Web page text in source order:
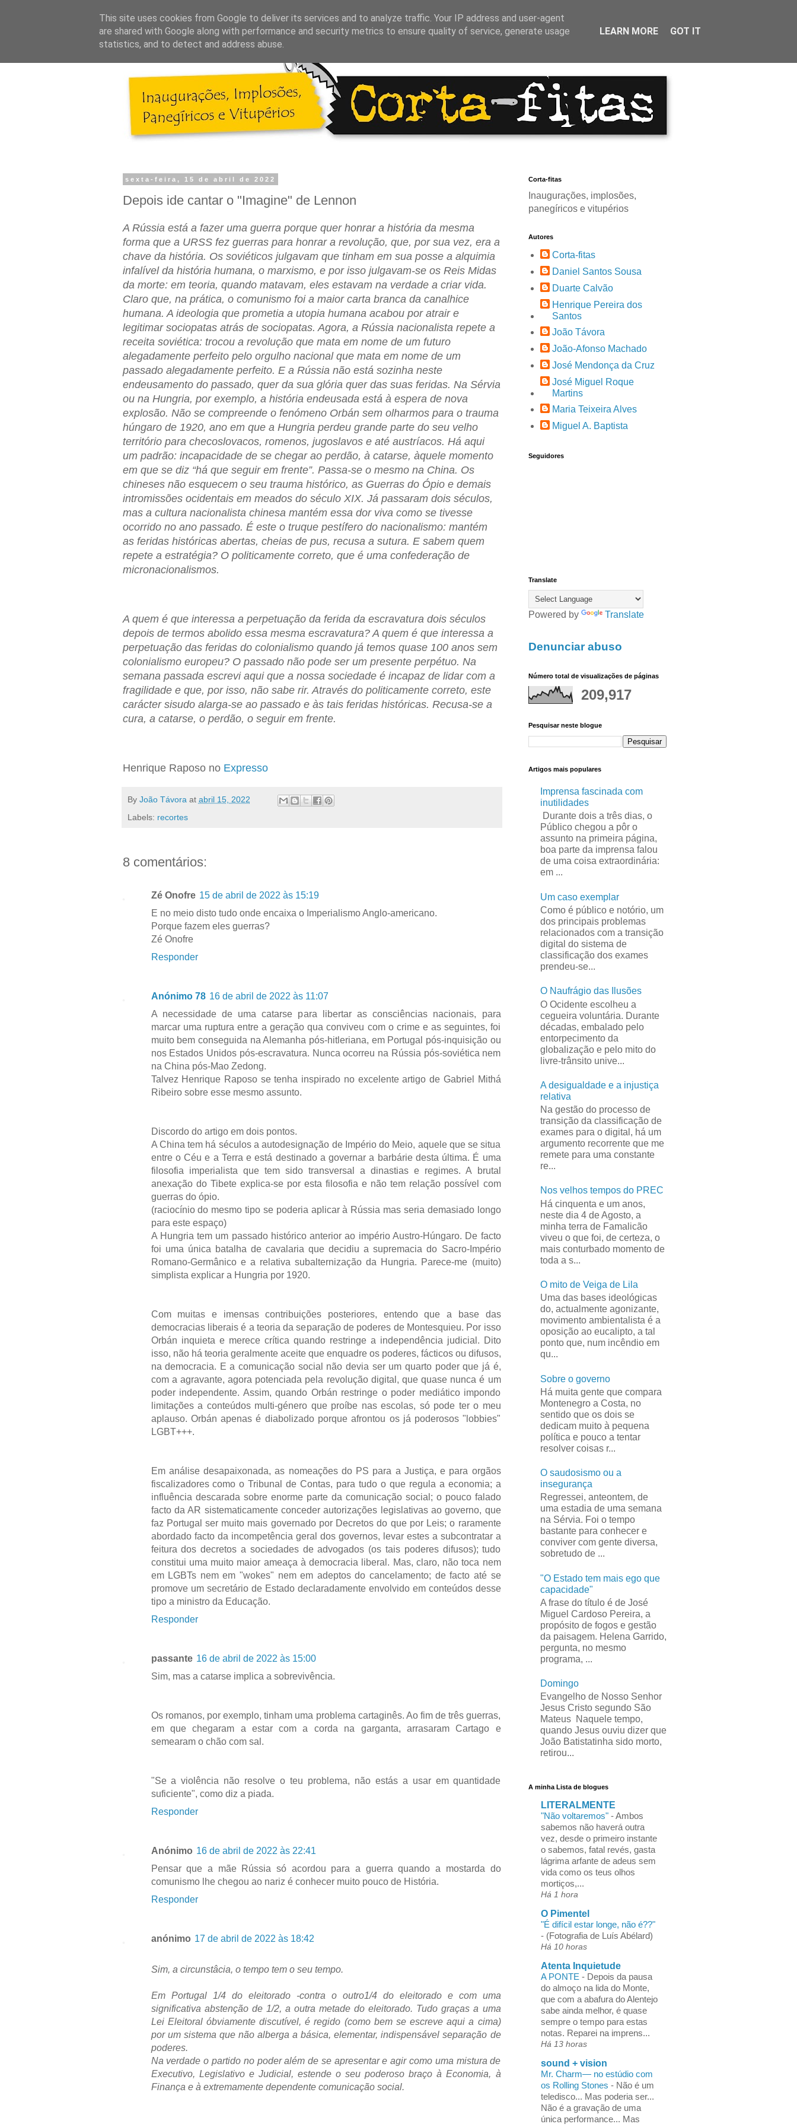
sexta-feira, 15 de abril de 2022
Depois ide cantar o "Imagine" de Lennon
A Rússia está a fazer uma guerra porque quer honrar a história da mesma
forma que a URSS fez guerras para honrar a revolução, que, por sua vez, era a
chave da história. Os soviéticos julgavam que tinham em sua posse a alquimia
infalível da história humana, o marxismo, e por isso julgavam-se os Reis Midas
da morte: em teoria, quando matavam, eles estavam na verdade a criar vida.
Claro que, na prática, o comunismo foi a maior carta branca da canalhice
humana. A ideologia que prometia a utopia humana acabou por atrair e
legitimar sociopatas atrás de sociopatas. Agora, a Rússia nacionalista repete a
receita soviética: trocou a revolução que mata em nome de um futuro
alegadamente perfeito pelo orgulho nacional que mata em nome de um
passado alegadamente perfeito. E a Rússia não está sozinha neste
endeusamento do passado, quer da sua glória quer das suas feridas. Na Sérvia
ou na Hungria, por exemplo, a história endeusada está à espera de nova
explosão. Não se compreende o fenómeno Orbán sem olharmos para o trauma
húngaro de 1920, ano em que a Hungria perdeu grande parte do seu velho
território para checoslovacos, romenos, jugoslavos e até austríacos. Há aqui
um padrão: incapacidade de se chegar ao perdão, à catarse, àquele momento
em que se diz “há que seguir em frente”. Passa-se o mesmo na China. Os
chineses não esquecem o seu trauma histórico, as Guerras do Ópio e demais
intromissões ocidentais em meados do século XIX. Já passaram dois séculos,
mas a cultura nacionalista chinesa mantém essa dor viva como se tivesse
ocorrido no ano passado. É este o truque pestífero do nacionalismo: mantém
as feridas históricas abertas, cheias de pus, recusa a sutura. E sabem quem
repete a estratégia? O politicamente correto, que é uma confederação de
micronacionalismos.
A quem é que interessa a perpetua­ção da ferida da escravatura dois séculos
depois de termos abolido essa mesma escravatura? A quem é que interessa a
perpetuação das feridas do colonialismo quando já temos quase 100 anos sem
colonialismo europeu? O passado não pode ser um presente perpétuo. Na
semana passada escrevi aqui que a nossa sociedade é incapaz de lidar com a
fragilidade e que, por isso, não sabe rir. Através do politicamente correto, este
carácter sisudo alarga-se ao passado e às tais feridas históricas. Recusa-se a
cura, a catarse, o perdão, o seguir em frente.
Henrique Raposo no Expresso
By João Távora at abril 15, 2022
Labels: recortes
8 comentários:
Zé Onofre 15 de abril de 2022 às 15:19
E no meio disto tudo onde encaixa o Imperialismo Anglo-americano.
Porque fazem eles guerras?
Zé Onofre
Responder
Anónimo 78 16 de abril de 2022 às 11:07
A necessidade de uma catarse para libertar as consciências nacionais, para
marcar uma ruptura entre a geração qua conviveu com o crime e as seguintes, foi
muito bem conseguida na Alemanha pós-hitleriana, em Portugal pós-inquisição ou
nos Estados Unidos pós-escravatura. Nunca ocorreu na Rússia pós-soviética nem
na China pós-Mao Zedong.
Talvez Henrique Raposo se tenha inspirado no excelente artigo de Gabriel Mithá
Ribeiro sobre esse mesmo assunto.
Discordo do artigo em dois pontos.
A China tem há séculos a autodesignação de Império do Meio, aquele que se situa
entre o Céu e a Terra e está destinado a governar a barbárie desta última. É uma
filosofia imperialista que tem sido transversal a dinastias e regimes. A brutal
anexação do Tibete explica-se por esta filosofia e não tem relação possível com
guerras do ópio.
(raciocínio do mesmo tipo se poderia aplicar à Rússia mas seria demasiado longo
para este espaço)
A Hungria tem um passado histórico anterior ao império Austro-Húngaro. De facto
foi uma única batalha de cavalaria que decidiu a supremacia do Sacro-Império
Romano-Germânico e a relativa subalternização da Hungria. Parece-me (muito)
simplista explicar a Hungria por 1920.
Com muitas e imensas contribuições posteriores, entendo que a base das
democracias liberais é a teoria da separação de poderes de Montesquieu. Por isso
Orbán inquieta e merece crítica quando restringe a independência judicial. Dito
isso, não há teoria geralmente aceite que enquadre os poderes, fácticos ou difusos,
na democracia. E a comunicação social não devia ser um quarto poder que já é,
com a agravante, agora potenciada pela revolução digital, que quase nunca é um
poder independente. Assim, quando Orbán restringe o poder mediático impondo
limitações a conteúdos multi-género que proíbe nas escolas, só pode ter o meu
aplauso. Orbán apenas é diabolizado porque afrontou os já poderosos "lobbies"
LGBT+++.
Em análise desapaixonada, as nomeações do PS para a Justiça, e para orgãos
fiscalizadores como o Tribunal de Contas, para tudo o que regula a economia; a
influência descarada sobre enorme parte da comunicação social; o pouco falado
facto da AR sistematicamente conceder autorizações legislativas ao governo, que
faz Portugal ser muito mais governado por Decretos do que por Leis; o raramente
abordado facto da incompetência geral dos governos, levar estes a subcontratar a
feitura dos decretos a sociedades de advogados (os tais poderes difusos); tudo
constitui uma muito maior ameaça à democracia liberal. Mas, claro, não toca nem
em LGBTs nem em "wokes" nem em adeptos do cancelamento; de facto até se
promove um secretário de Estado declaradamente envolvido em conteúdos desse
tipo a ministro da Educação.
Responder
passante 16 de abril de 2022 às 15:00
Sim, mas a catarse implica a sobrevivência.
Os romanos, por exemplo, tinham uma problema cartaginês. Ao fim de três guerras,
em que chegaram a estar com a corda na garganta, arrasaram Cartago e
semearam o chão com sal.
"Se a violência não resolve o teu problema, não estás a usar em quantidade
suficiente", como diz a piada.
Responder
Anónimo 16 de abril de 2022 às 22:41
Pensar que a mãe Rússia só acordou para a guerra quando a mostarda do
comunismo lhe chegou ao nariz é conhecer muito pouco de História.
Responder
anónimo 17 de abril de 2022 às 18:42
Sim, a circunstâcia, o tempo tem o seu tempo.
Em Portugal 1/4 do eleitorado -contra o outro1/4 do eleitorado e com uma
significativa abstenção de 1/2, a outra metade do eleitorado. Tudo graças a uma
Lei Eleitoral óbviamente discutível, é regido (como bem se escreve aqui a cima)
por um sistema que não alberga a básica, elementar, indispensável separação de
poderes.
Na verdade o partido no poder além de se apresentar e agir como uma mistura de
Executivo, Legislativo e Judicial, estende o seu poderoso braço à Economia, à
Finança e à extremamente dependente comunicação social.
Corta-fitas
Inaugurações, implosões,
panegíricos e vitupérios
Autores
Corta-fitas
Daniel Santos Sousa
Duarte Calvão
Henrique Pereira dos
Santos
João Távora
João-Afonso Machado
José Mendonça da Cruz
José Miguel Roque
Martins
Maria Teixeira Alves
Miguel A. Baptista
Seguidores
Translate
Powered by Translate
Denunciar abuso
Número total de visualizações de páginas
209,917
Pesquisar neste blogue
Artigos mais populares
Imprensa fascinada com
inutilidades
Durante dois a três dias, o
Público chegou a pôr o
assunto na primeira página,
boa parte da imprensa falou
de uma coisa extraordinária:
em ...
Um caso exemplar
Como é público e notório, um
dos principais problemas
relacionados com a transição
digital do sistema de
classificação dos exames
prendeu-se...
O Naufrágio das Ilusões
O Ocidente escolheu a
cegueira voluntária. Durante
décadas, embalado pelo
entorpecimento da
globalização e pelo mito do
livre-trânsito unive...
A desigualdade e a injustiça
relativa
Na gestão do processo de
transição da classificação de
exames para o digital, há um
argumento recorrente que me
remete para uma constante
re...
Nos velhos tempos do PREC
Há cinquenta e um anos,
neste dia 4 de Agosto, a
minha terra de Famalicão
viveu o que foi, de certeza, o
mais conturbado momento de
toda a s...
O mito de Veiga de Lila
Uma das bases ideológicas
do, actualmente agonizante,
movimento ambientalista é a
oposição ao eucalipto, a tal
ponto que, num incêndio em
qu...
Sobre o governo
Há muita gente que compara
Montenegro a Costa, no
sentido que os dois se
dedicam muito à pequena
política e pouco a tentar
resolver coisas r...
O saudosismo ou a
insegurança
Regressei, anteontem, de
uma estadia de uma semana
na Sérvia. Foi o tempo
bastante para conhecer e
conviver com gente diversa,
sobretudo de ...
"O Estado tem mais ego que
capacidade"
A frase do título é de José
Miguel Cardoso Pereira, a
propósito de fogos e gestão
da paisagem. Helena Garrido,
pergunta, no mesmo
programa, ...
Domingo
Evangelho de Nosso Senhor
Jesus Cristo segundo São
Mateus Naquele tempo,
quando Jesus ouviu dizer que
João Batistatinha sido morto,
retirou...
A minha Lista de blogues
LITERALMENTE
"Não voltaremos" -Ambos
sabemos não haverá outra
vez, desde o primeiro instante
o sabemos, fatal revés, gasta
lágrima arfante de adeus sem
vida como os teus olhos
mortiços,...
Há 1 hora
O Pimentel
"É difícil estar longe, não é??"
- (Fotografia de Luís Abélard)
Há 10 horas
Atenta Inquietude
A PONTE - Depois da pausa
do almoço na lida do Monte,
que com a abafura do Alentejo
sabe ainda melhor, é quase
sempre o tempo para estas
notas. Reparei na imprens...
Há 13 horas
sound + vision
Mr. Charm— no estúdio com
os Rolling Stones - Não é um
teledisco... Mas poderia ser...
Não é a gravação de uma
única performance... Mas
This site uses cookies from Google to deliver its services and to analyze traffic. Your IP address and user-agent
are shared with Google along with performance and security metrics to ensure quality of service, generate usage
statistics, and to detect and address abuse.
LEARN MORE GOT IT